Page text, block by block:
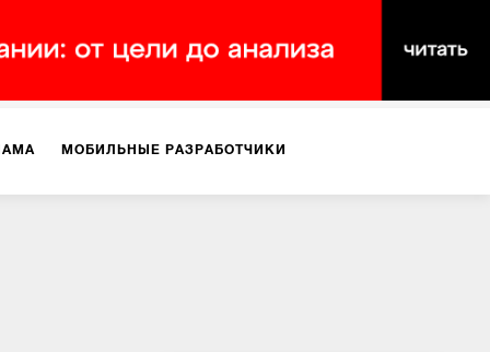
МОБИЛЬНЫЕ РАЗРАБОТЧИКИ